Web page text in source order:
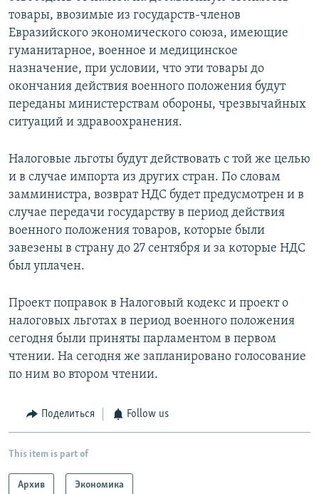
товары, ввозимые из государств-членов
Евразийского экономического союза, имеющие
гуманитарное, военное и медицинское
назначение, при условии, что эти товары до
окончания действия военного положения будут
переданы министерствам обороны, чрезвычайных
ситуаций и здравоохранения.
Налоговые льготы будут действовать с той же целью
и в случае импорта из других стран. По словам
замминистра, возврат НДС будет предусмотрен и в
случае передачи государству в период действия
военного положения товаров, которые были
завезены в страну до 27 сентября и за которые НДС
был уплачен.
Проект поправок в Налоговый кодекс и проект о
налоговых льготах в период военного положения
сегодня были приняты парламентом в первом
чтении. На сегодня же запланировано голосование
по ним во втором чтении.
Поделиться Follow us
This item is part of
Архив Экономика